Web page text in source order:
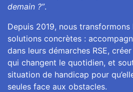
demain ?”.
Depuis 2019, nous
solutions concrètes :
dans leurs démarches RSE,
qui changent le quotidien, et
situation de handicap pour
seules face aux obstacles.